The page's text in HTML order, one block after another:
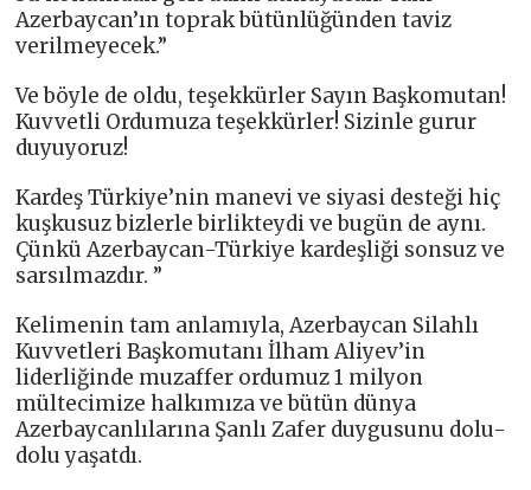
Azerbaycan’ın toprak bütünlüğünden taviz
verilmeyecek.”
Ve böyle de oldu, teşekkürler Sayın Başkomutan!
Kuvvetli Ordumuza teşekkürler! Sizinle gurur
duyuyoruz!
Kardeş Türkiye’nin manevi ve siyasi desteği hiç
kuşkusuz bizlerle birlikteydi ve bugün de aynı.
Çünkü Azerbaycan-Türkiye kardeşliği sonsuz ve
sarsılmazdır. ”
Kelimenin tam anlamıyla, Azerbaycan Silahlı
Kuvvetleri Başkomutanı İlham Aliyev’in
liderliğinde muzaffer ordumuz 1 milyon
mültecimize halkımıza ve bütün dünya
Azerbaycanlılarına Şanlı Zafer duygusunu dolu-
dolu yaşatdı.